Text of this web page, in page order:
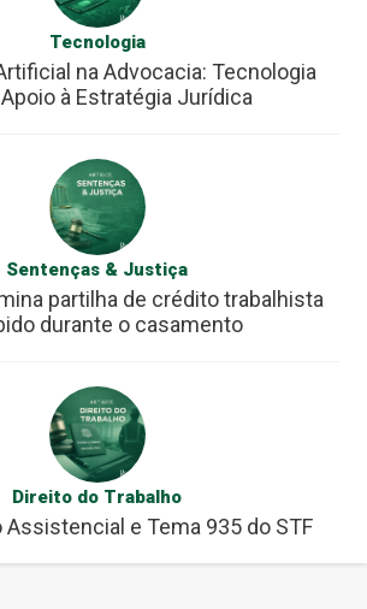
Tecnologia
na Advocacia: Tecnologia
à Estratégia Jurídica
Sentenças & Justiça
partilha de crédito trabalhista
durante o casamento
Direito do Trabalho
e Tema 935 do STF